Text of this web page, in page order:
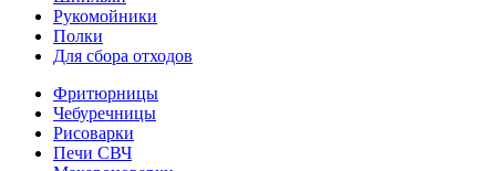
Рукомойники
Полки
Для сбора отходов
Фритюрницы
Чебуречницы
Рисоварки
Печи СВЧ